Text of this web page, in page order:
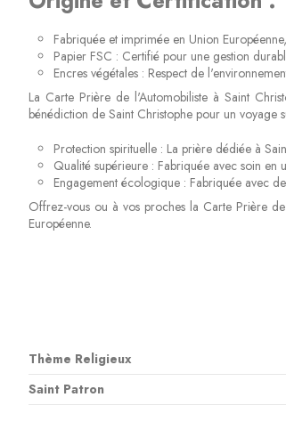
Fabriquée et imprimée en Union
Papier FSC : Certifié pour une gestion
Encres végétales : Respect de
La Carte Prière de l'Automobiliste à Saint
bénédiction de Saint Christophe pour un voyage
Protection spirituelle : La prière dédiée à
Qualité supérieure : Fabriquée avec soin
Engagement écologique : Fabriquée avec
Offrez-vous ou à vos proches la Carte Prière
Européenne.
Thème Religieux
Saint Patron